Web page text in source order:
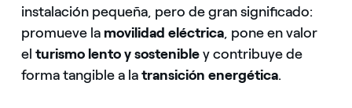
instalación pequeña, pero de gran significado:
promueve la movilidad eléctrica, pone en valor
el turismo lento y sostenibley contribuye de
forma tangible a latransición energética.